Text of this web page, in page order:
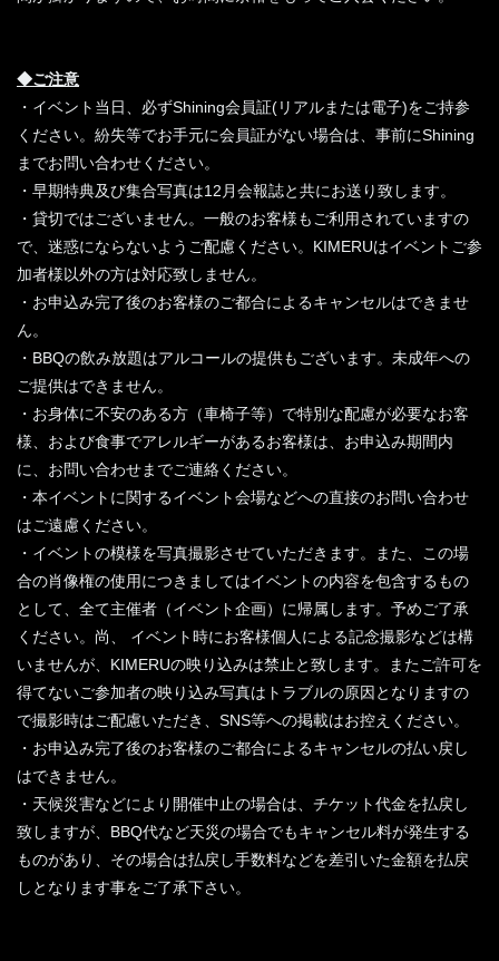
◆ご注意
・イベント当日、必ずShining会員証(リアルまたは電子)をご持参
ください。紛失等でお手元に会員証がない場合は、事前にShining
までお問い合わせください。
・早期特典及び集合写真は12月会報誌と共にお送り致します。
・貸切ではございません。一般のお客様もご利用されていますの
で、迷惑にならないようご配慮ください。KIMERUはイベントご参
加者様以外の方は対応致しません。
・お申込み完了後のお客様のご都合によるキャンセルはできませ
ん。
・BBQの飲み放題はアルコールの提供もございます。未成年への
ご提供はできません。
・お身体に不安のある方（車椅子等）で特別な配慮が必要なお客
様、および食事でアレルギーがあるお客様は、お申込み期間内
に、お問い合わせまでご連絡ください。
・本イベントに関するイベント会場などへの直接のお問い合わせ
はご遠慮ください。
・イベントの模様を写真撮影させていただきます。また、この場
合の肖像権の使用につきましてはイベントの内容を包含するもの
として、全て主催者（イベント企画）に帰属します。予めご了承
ください。尚、 イベント時にお客様個人による記念撮影などは構
いませんが、KIMERUの映り込みは禁止と致します。またご許可を
得てないご参加者の映り込み写真はトラブルの原因となりますの
で撮影時はご配慮いただき、SNS等への掲載はお控えください。
・お申込み完了後のお客様のご都合によるキャンセルの払い戻し
はできません。
・天候災害などにより開催中止の場合は、チケット代金を払戻し
致しますが、BBQ代など天災の場合でもキャンセル料が発生する
ものがあり、その場合は払戻し手数料などを差引いた金額を払戻
しとなります事をご了承下さい。